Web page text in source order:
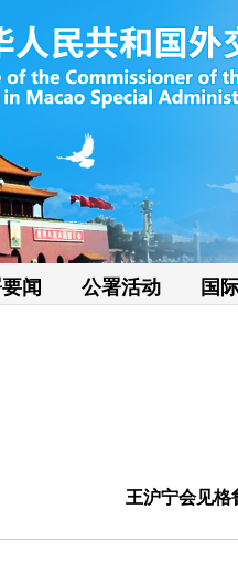
闻 公署活动 国
王沪宁会见格